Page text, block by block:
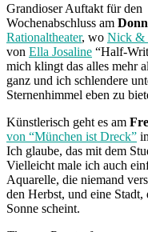
Grandioser Auftakt für den
Wochenabschluss am
Rationaltheater, wo Nick &
von Ella Josaline “Half-
mich klingt das alles mehr
ganz und ich schlendere
Sternenhimmel eben zu
Künstlerisch geht es am
von “München ist Dreck”
Ich glaube, das mit dem
Vielleicht male ich auch
Aquarelle, die niemand
den Herbst, und eine
Sonne scheint.